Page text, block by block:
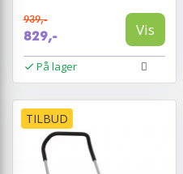
939,-
829,- Vis
På lager
TILBUD